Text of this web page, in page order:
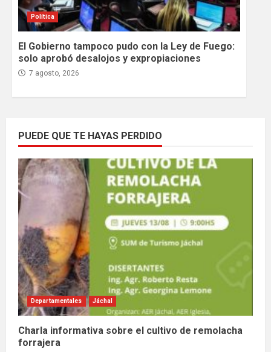
Política
El Gobierno tampoco pudo con la Ley de Fuego:
solo aprobó desalojos y expropiaciones
7 agosto, 2026
PUEDE QUE TE HAYAS PERDIDO
Departamentales Jáchal
Charla informativa sobre el cultivo de remolacha
forrajera